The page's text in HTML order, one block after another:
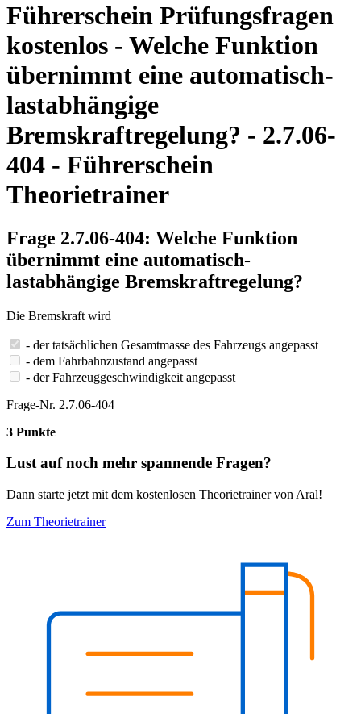
Führerschein Prüfungsfragen
kostenlos - Welche Funktion
übernimmt eine automatisch-
lastabhängige
Bremskraftregelung? - 2.7.06-
404 - Führerschein
Theorietrainer
Frage 2.7.06-404: Welche Funktion
übernimmt eine automatisch-
lastabhängige Bremskraftregelung?
Die Bremskraft wird
- der tatsächlichen Gesamtmasse des Fahrzeugs angepasst
- dem Fahrbahnzustand angepasst
- der Fahrzeuggeschwindigkeit angepasst
Frage-Nr. 2.7.06-404
3 Punkte
Lust auf noch mehr spannende Fragen?
Dann starte jetzt mit dem kostenlosen Theorietrainer von Aral!
Zum Theorietrainer